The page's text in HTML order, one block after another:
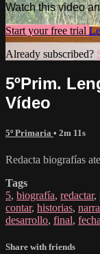
Watch this video
Start your free trial
Already subscribed?
5ºPrim.
Vídeo
5º Primaria • 2m 11s
Redacta biografías
Tags
5, biografía, redactar,
contar, historias,
desarrollo, final,
Share with friends